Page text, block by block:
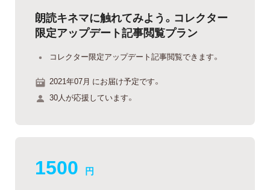
朗読キネマに触れてみよう。コレクター
限定アップデート記事閲覧プラン
コレクター限定アップデート記事閲覧できます。
2021年07月 にお届け予定です。
30人が応援しています。
1500 円